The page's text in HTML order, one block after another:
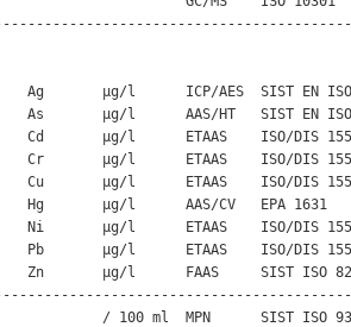
µg/l      ICP/AES  SIST EN ISO
µg/l      AAS/HT   SIST EN ISO
µg/l      ETAAS    ISO/DIS
µg/l      ETAAS    ISO/DIS
µg/l      ETAAS    ISO/DIS
Hg       µg/l      AAS/CV   EPA 1631
µg/l      ETAAS    ISO/DIS
µg/l      ETAAS    ISO/DIS
µg/l      FAAS     SIST ISO
/ 100 ml  MPN      SIST